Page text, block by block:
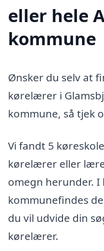
eller hele
kommune
Ønsker du selv at
kørelærer i
kommune, så tjek
Vi fandt 5
kørelærer eller
omegn herunder. I
kommunefindes
du vil udvide din
kørelærer.